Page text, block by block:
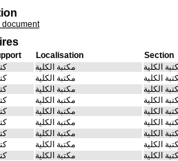
document
Localisation Section
مكتبة الكلية الكلية
مكتبة الكلية الكلية
مكتبة الكلية الكلية
مكتبة الكلية الكلية
مكتبة الكلية الكلية
مكتبة الكلية الكلية
مكتبة الكلية الكلية
مكتبة الكلية الكلية
مكتبة الكلية الكلية